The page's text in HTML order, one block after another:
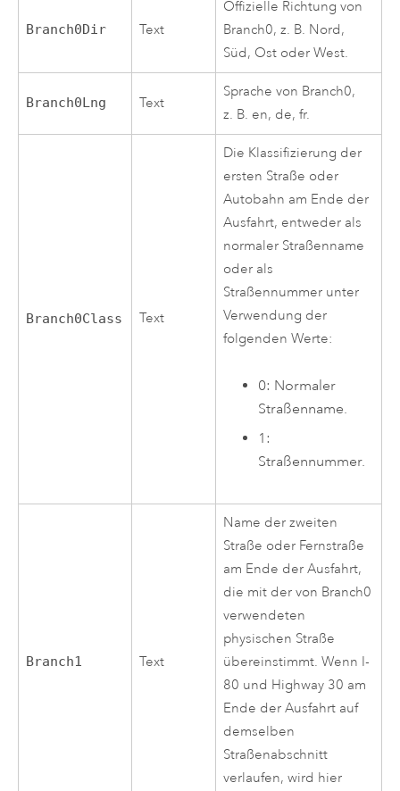
Branch0Dir Text
Offizielle Richtung von
Branch0, z. B. Nord,
Süd, Ost oder West.
Branch0Lng Text
Sprache von Branch0,
z. B. en, de, fr.
Branch0Class Text
Die Klassifizierung der
ersten Straße oder
Autobahn am Ende der
Ausfahrt, entweder als
normaler Straßenname
oder als
Straßennummer unter
Verwendung der
folgenden Werte:
0: Normaler
Straßenname.
1:
Straßennummer.
Branch1 Text
Name der zweiten
Straße oder Fernstraße
am Ende der Ausfahrt,
die mit der von Branch0
verwendeten
physischen Straße
übereinstimmt. Wenn I-
80 und Highway 30 am
Ende der Ausfahrt auf
demselben
Straßenabschnitt
verlaufen, wird hier